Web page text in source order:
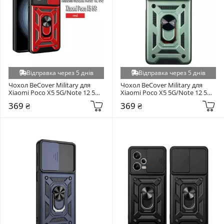
ZTE Nubia V70 Design 4G / V70 Vita 4G (+5)
Apple iPhone 17e (+4)
Apple iPhone SE 2022/2020/8/7 (+4)
Apple iPhone XS (+4)
Google Pixel 9/9 Pro/10/10 Pro (+4)
Honor Magic 5 Lite (+4)
Honor X7a (+4)
Huawei P40 (+4)
Infinix Hot 30i X669D (+4)
Infinix Smart 10 Plus (+4)
iPhone 16 Plus (+4)
iPhone 16 Pro (+4)
iPhone 16 Pro Max (+4)
Motorola E40 (+4)
Відправка через 5 днів
Чохол BeCover Military для
Xiaomi Poco X5 5G/Note 12 5G
369 ₴
Відправка через 5 днів
Чохол BeCover Military для
Xiaomi Poco X5 5G/Note 12 5G
369 ₴